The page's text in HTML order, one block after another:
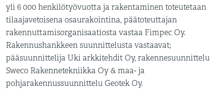
yli 6 000 henkilötyövuotta ja rakentaminen toteutetaan
tilaajavetoisena osaurakointina, päätoteuttajan
rakennuttamisorganisaatiosta vastaa Fimpec Oy.
Rakennushankkeen suunnittelusta vastaavat;
pääsuunnittelija Uki arkkitehdit Oy, rakennesuunnittelu
Sweco Rakennetekniikka Oy & maa- ja
pohjarakennussuunnittelu Geotek Oy.